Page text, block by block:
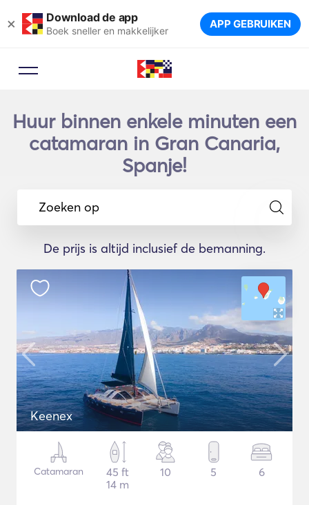
× Download de app
Boek sneller en makkelijker APP GEBRUIKEN
Huur binnen enkele minuten een
catamaran in Gran Canaria,
Spanje!
Zoeken op
De prijs is altijd inclusief de bemanning.
Keenex
Catamaran
45 ft
14 m
10 5 6